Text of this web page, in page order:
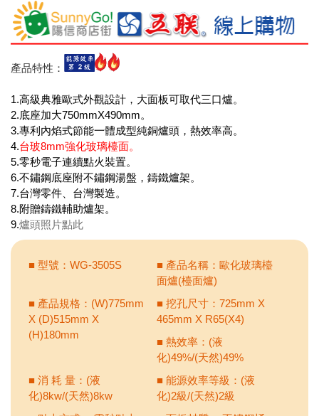
產品特性：
1.高級典雅歐式外觀設計，大面板可取代三口爐。
2.底座加大750mmX490mm。
3.專利內焰式節能一體成型純銅爐頭，熱效率高。
4.台玻8mm強化玻璃檯面。
5.零秒電子連續點火裝置。
6.不鏽鋼底座附不鏽鋼湯盤，鑄鐵爐架。
7.台灣零件、台灣製造。
8.附贈鑄鐵輔助爐架。
9.爐頭照片點此
■ 型號：WG-3505S
■ 產品名稱：歐化玻璃檯
面爐(檯面爐)
■ 產品規格：(W)775mm
X (D)515mm X
(H)180mm
■ 挖孔尺寸：725mm X
465mm X R65(X4)
■ 熱效率：(液
化)49%/(天然)49%
■ 消 耗 量：(液
化)8kw/(天然)8kw
■ 能源效率等級：(液
化)2級/(天然)2級